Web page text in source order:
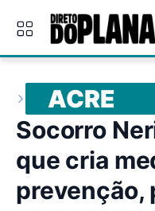
ACRE
Socorro
que cria
prevenção,